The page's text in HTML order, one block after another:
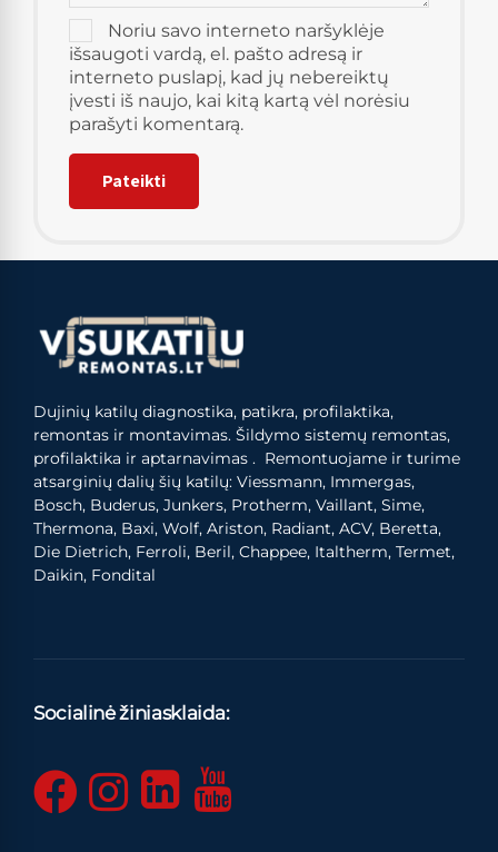
Noriu savo interneto naršyklėje
išsaugoti vardą, el. pašto adresą ir
interneto puslapį, kad jų nebereiktų
įvesti iš naujo, kai kitą kartą vėl norėsiu
parašyti komentarą.
Dujinių katilų diagnostika, patikra, profilaktika,
remontas ir montavimas. Šildymo sistemų remontas,
profilaktika ir aptarnavimas . Remontuojame ir turime
atsarginių dalių šių katilų: Viessmann, Immergas,
Bosch, Buderus, Junkers, Protherm, Vaillant, Sime,
Thermona, Baxi, Wolf, Ariston, Radiant, ACV, Beretta,
Die Dietrich, Ferroli, Beril, Chappee, Italtherm, Termet,
Daikin, Fondital
Socialinė žiniasklaida: